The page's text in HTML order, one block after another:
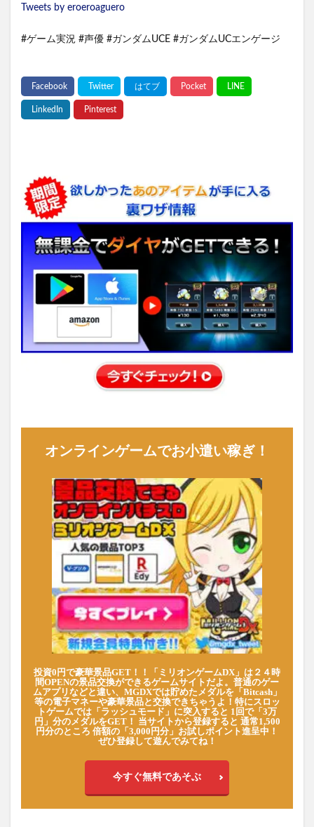
Tweets by eroeroaguero
#ゲーム実況 #声優 #ガンダムUCE #ガンダムUCエンゲージ
オンラインゲームでお小遣い稼ぎ！
投資0円で豪華景品GET！！「ミリオンゲームDX」は２４時
間OPENの景品交換ができるゲームサイトだよ。普通のゲー
ムアプリなどと違い、MGDXでは貯めたメダルを「Bitcash」
等の電子マネーや豪華景品と交換できちゃうよ！特にスロッ
トゲームでは「ラッシュモード」に突入すると 1回で「3万
円」分のメダルをGET！ 当サイトから登録すると 通常1,500
円分のところ 倍額の「3,000円分」お試しポイント進呈中！
ぜひ登録して遊んでみてね！
今すぐ無料であそぶ